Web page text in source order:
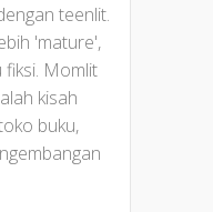
teenlit.
'mature',
fiksi. Momlit
kisah
buku,